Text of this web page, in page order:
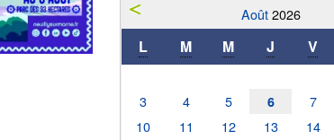
Août2026
L M M J V
3
4 5 6 7
10
11 12 13 14